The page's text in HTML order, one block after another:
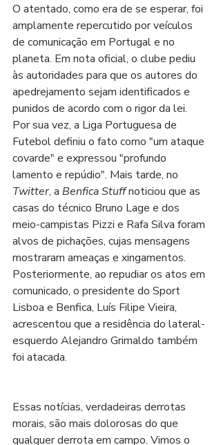
O atentado, como era de se esperar, foi
amplamente repercutido por veículos
de comunicação em Portugal e no
planeta. Em nota oficial, o clube pediu
às autoridades para que os autores do
apedrejamento sejam identificados e
punidos de acordo com o rigor da lei.
Por sua vez, a Liga Portuguesa de
Futebol definiu o fato como "um ataque
covarde" e expressou "profundo
lamento e repúdio". Mais tarde, no
Twitter, a Benfica Stuff noticiou que as
casas do técnico Bruno Lage e dos
meio-campistas Pizzi e Rafa Silva foram
alvos de pichações, cujas mensagens
mostraram ameaças e xingamentos.
Posteriormente, ao repudiar os atos em
comunicado, o presidente do Sport
Lisboa e Benfica, Luís Filipe Vieira,
acrescentou que a residência do lateral-
esquerdo Alejandro Grimaldo também
foi atacada.
Essas notícias, verdadeiras derrotas
morais, são mais dolorosas do que
qualquer derrota em campo. Vimos o